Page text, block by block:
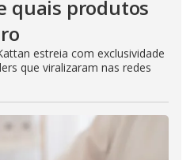
quais produtos
estreia com exclusividade
que viralizaram nas redes